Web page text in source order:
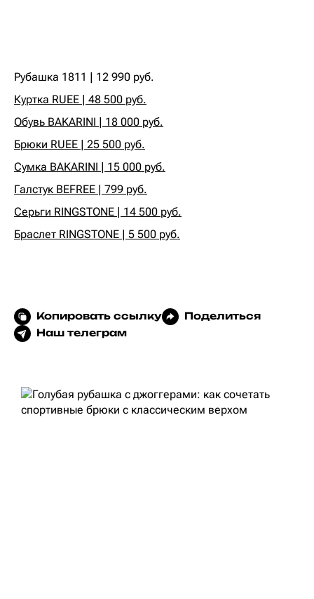
Рубашка 1811 | 12 990 руб.‍
Куртка RUEE | 48 500 руб.
Обувь BAKARINI | 18 000 руб.
Брюки RUEE | 25 500 руб.
Сумка BAKARINI | 15 000 руб.
Галстук BEFREE | 799 руб.
Серьги RINGSTONE | 14 500 руб.
Браслет RINGSTONE | 5 500 руб.
Копировать ссылку
Поделиться
Наш телеграм